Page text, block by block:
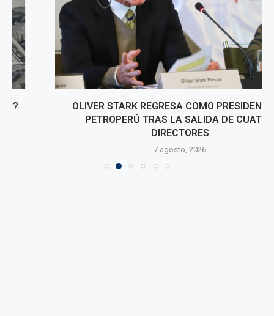
OLIVER STARK REGRESA COMO PRESIDENTE DE
PETROPERÚ TRAS LA SALIDA DE CUATRO
DIRECTORES
7 agosto, 2026